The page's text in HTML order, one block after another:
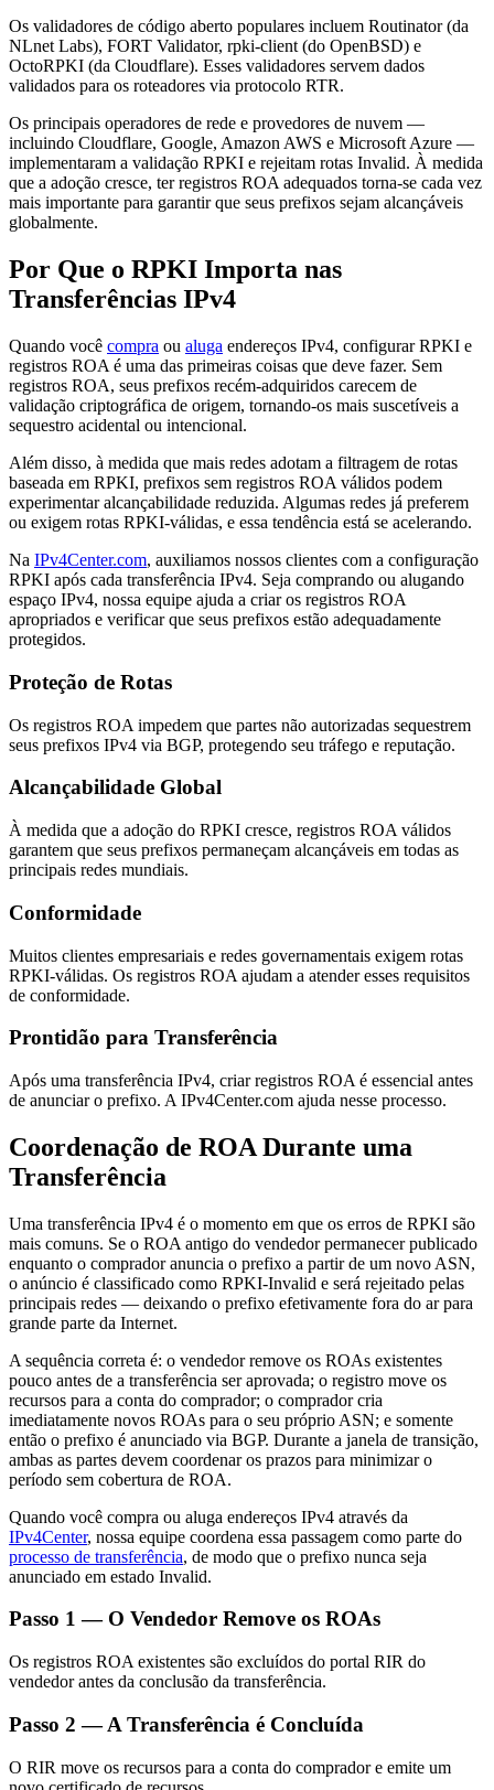
Os validadores de código aberto populares incluem Routinator (da
NLnet Labs), FORT Validator, rpki-client (do OpenBSD) e
OctoRPKI (da Cloudflare). Esses validadores servem dados
validados para os roteadores via protocolo RTR.
Os principais operadores de rede e provedores de nuvem —
incluindo Cloudflare, Google, Amazon AWS e Microsoft Azure —
implementaram a validação RPKI e rejeitam rotas Invalid. À medida
que a adoção cresce, ter registros ROA adequados torna-se cada vez
mais importante para garantir que seus prefixos sejam alcançáveis
globalmente.
Por Que o RPKI Importa nas
Transferências IPv4
Quando você compra ou aluga endereços IPv4, configurar RPKI e
registros ROA é uma das primeiras coisas que deve fazer. Sem
registros ROA, seus prefixos recém-adquiridos carecem de
validação criptográfica de origem, tornando-os mais suscetíveis a
sequestro acidental ou intencional.
Além disso, à medida que mais redes adotam a filtragem de rotas
baseada em RPKI, prefixos sem registros ROA válidos podem
experimentar alcançabilidade reduzida. Algumas redes já preferem
ou exigem rotas RPKI-válidas, e essa tendência está se acelerando.
Na IPv4Center.com, auxiliamos nossos clientes com a configuração
RPKI após cada transferência IPv4. Seja comprando ou alugando
espaço IPv4, nossa equipe ajuda a criar os registros ROA
apropriados e verificar que seus prefixos estão adequadamente
protegidos.
Proteção de Rotas
Os registros ROA impedem que partes não autorizadas sequestrem
seus prefixos IPv4 via BGP, protegendo seu tráfego e reputação.
Alcançabilidade Global
À medida que a adoção do RPKI cresce, registros ROA válidos
garantem que seus prefixos permaneçam alcançáveis em todas as
principais redes mundiais.
Conformidade
Muitos clientes empresariais e redes governamentais exigem rotas
RPKI-válidas. Os registros ROA ajudam a atender esses requisitos
de conformidade.
Prontidão para Transferência
Após uma transferência IPv4, criar registros ROA é essencial antes
de anunciar o prefixo. A IPv4Center.com ajuda nesse processo.
Coordenação de ROA Durante uma
Transferência
Uma transferência IPv4 é o momento em que os erros de RPKI são
mais comuns. Se o ROA antigo do vendedor permanecer publicado
enquanto o comprador anuncia o prefixo a partir de um novo ASN,
o anúncio é classificado como RPKI-Invalid e será rejeitado pelas
principais redes — deixando o prefixo efetivamente fora do ar para
grande parte da Internet.
A sequência correta é: o vendedor remove os ROAs existentes
pouco antes de a transferência ser aprovada; o registro move os
recursos para a conta do comprador; o comprador cria
imediatamente novos ROAs para o seu próprio ASN; e somente
então o prefixo é anunciado via BGP. Durante a janela de transição,
ambas as partes devem coordenar os prazos para minimizar o
período sem cobertura de ROA.
Quando você compra ou aluga endereços IPv4 através da
IPv4Center, nossa equipe coordena essa passagem como parte do
processo de transferência, de modo que o prefixo nunca seja
anunciado em estado Invalid.
Passo 1 — O Vendedor Remove os ROAs
Os registros ROA existentes são excluídos do portal RIR do
vendedor antes da conclusão da transferência.
Passo 2 — A Transferência é Concluída
O RIR move os recursos para a conta do comprador e emite um